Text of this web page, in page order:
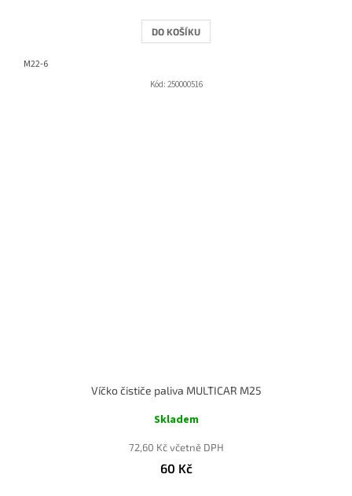
DO KOŠÍKU
M22-6
Kód: 250000516
Víčko čističe paliva MULTICAR M25
Skladem
72,60 Kč včetně DPH
60 Kč